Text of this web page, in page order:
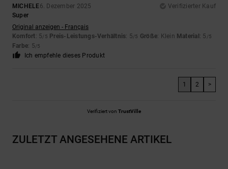
MICHELE6. Dezember 2025
Verifizierter Kauf
Super
Original anzeigen - Français
Komfort: 5/5 Preis-Leistungs-Verhältnis: 5/5 Größe: Klein Material : 5 /5
Farbe: 5/5
Ich empfehle dieses Produkt
1 2 >
Verifiziert von TrustVille
ZULETZT ANGESEHENE ARTIKEL